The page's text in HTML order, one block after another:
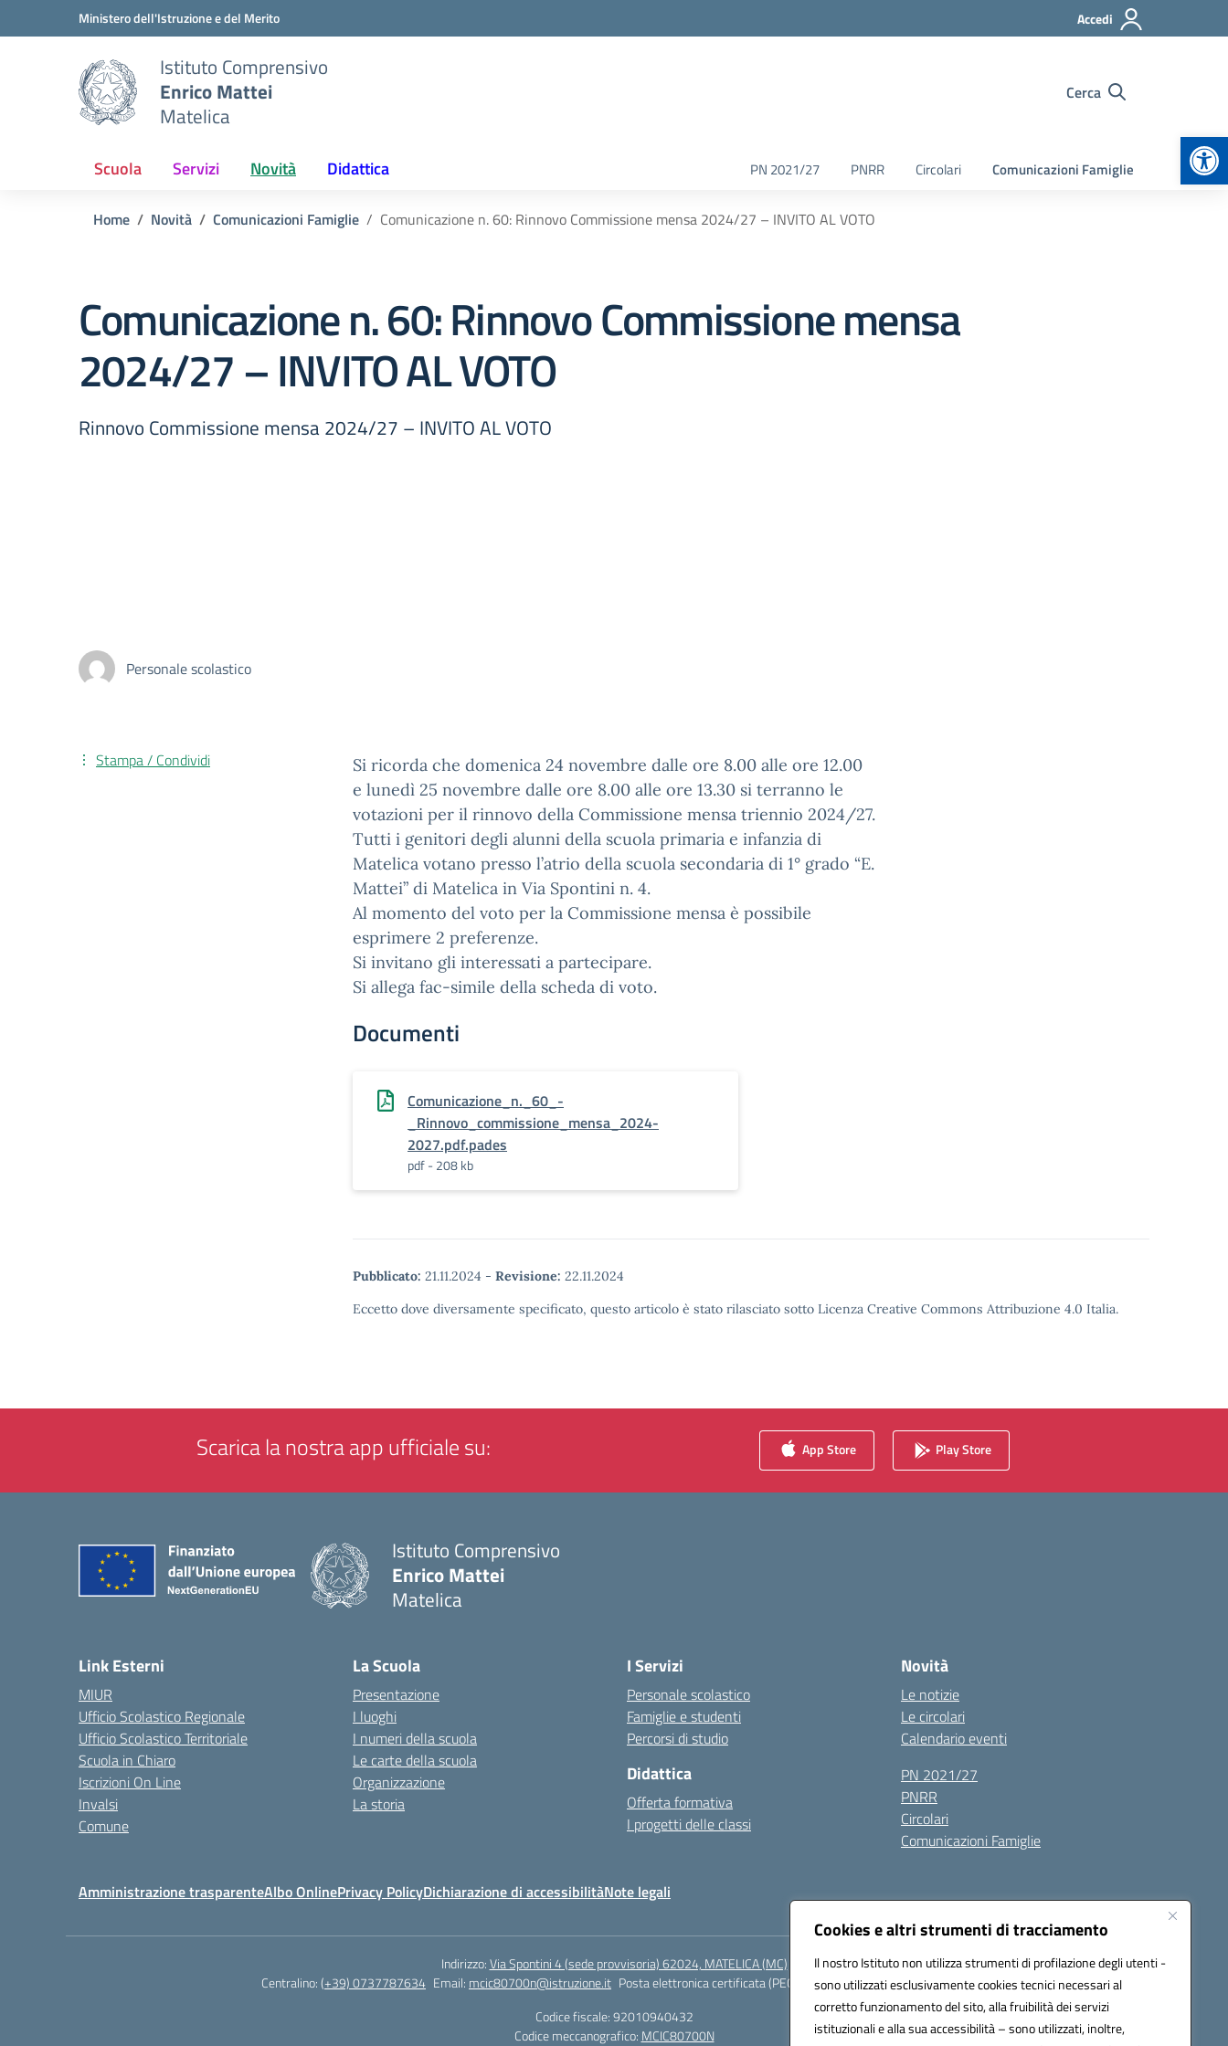
Cookies e altri strumenti di tracciamento
Il nostro Istituto non utilizza strumenti di profilazione degli utenti -
sono utilizzati esclusivamente cookies tecnici necessari al
corretto funzionamento del sito, alla fruibilità dei servizi
istituzionali e alla sua accessibilità – sono utilizzati, inoltre,
Vai ai contenuti
Vai al menu di navigazioneMinistero dell'Istruzione e del Merito Accedi
Istituto Comprensivo
Enrico Mattei
Matelica
Cerca
Scuola Servizi Novità Didattica PN 2021/27 PNRR Circolari Comunicazioni Famiglie
Home Novità Comunicazioni Famiglie Comunicazione n. 60: Rinnovo Commissione mensa 2024/27 – INVITO AL VOTO
Comunicazione n. 60: Rinnovo Commissione mensa
2024/27 – INVITO AL VOTO
Rinnovo Commissione mensa 2024/27 – INVITO AL VOTO
Personale scolastico
Si ricorda che domenica 24 novembre dalle ore 8.00 alle ore 12.00
e lunedì 25 novembre dalle ore 8.00 alle ore 13.30 si terranno le
votazioni per il rinnovo della Commissione mensa triennio 2024/27.
Tutti i genitori degli alunni della scuola primaria e infanzia di
Matelica votano presso l’atrio della scuola secondaria di 1° grado “E.
Mattei” di Matelica in Via Spontini n. 4.
Al momento del voto per la Commissione mensa è possibile
esprimere 2 preferenze.
Si invitano gli interessati a partecipare.
Si allega fac-simile della scheda di voto.
Documenti
Comunicazione_n._60_-
_Rinnovo_commissione_mensa_2024-
2027.pdf.pades
pdf - 208 kb
Pubblicato: 21.11.2024 - Revisione: 22.11.2024
Eccetto dove diversamente specificato, questo articolo è stato rilasciato sotto Licenza Creative Commons Attribuzione 4.0 Italia.
Stampa / Condividi
Scarica la nostra app ufficiale su: App Store Play Store
Istituto Comprensivo
Enrico Mattei
Matelica
Link Esterni
MIUR
Ufficio Scolastico Regionale
Ufficio Scolastico Territoriale
Scuola in Chiaro
Iscrizioni On Line
Invalsi
Comune
La Scuola
Presentazione
I luoghi
I numeri della scuola
Le carte della scuola
Organizzazione
La storia
I Servizi
Personale scolastico
Famiglie e studenti
Percorsi di studio
Didattica
Offerta formativa
I progetti delle classi
Novità
Le notizie
Le circolari
Calendario eventi
PN 2021/27
PNRR
Circolari
Comunicazioni Famiglie
Amministrazione trasparenteAlbo OnlinePrivacy PolicyDichiarazione di accessibilitàNote legali
Indirizzo:Via Spontini 4 (sede provvisoria) 62024, MATELICA (MC)
Centralino:(+39) 0737787634 Email: mcic80700n@istruzione.it Posta elettronica certificata (PEC):
mcic80700n@pec.istruzione.it
Codice fiscale: 92010940432
Codice meccanografico: MCIC80700N